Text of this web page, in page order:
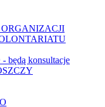
będą konsultacje